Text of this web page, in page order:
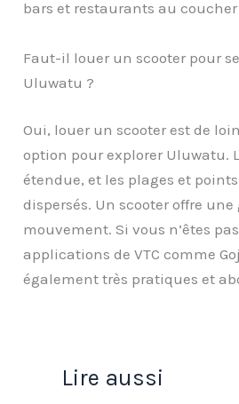
bars et restaurants au
Faut-il louer un scooter pour
Uluwatu ?
Oui, louer un scooter est de
option pour explorer Uluwatu.
étendue, et les plages et
dispersés. Un scooter offre
mouvement. Si vous n’êtes
applications de VTC comme
également très pratiques et
Lire aussi